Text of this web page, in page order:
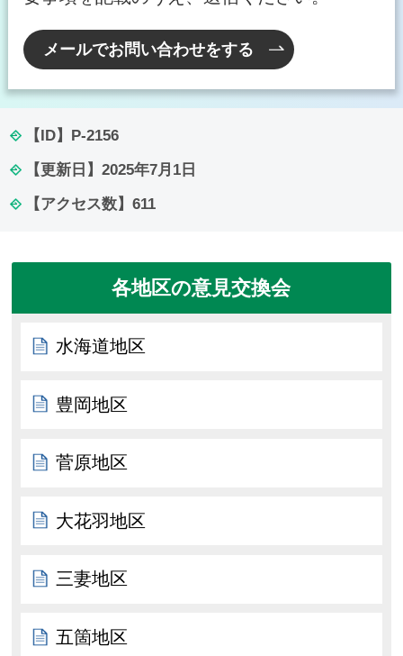
メールでお問い合わせをする
【ID】 P-2156
【更新日】 2025年7月1日
【アクセス数】 611
各地区の意見交換会
水海道地区
豊岡地区
菅原地区
大花羽地区
三妻地区
五箇地区